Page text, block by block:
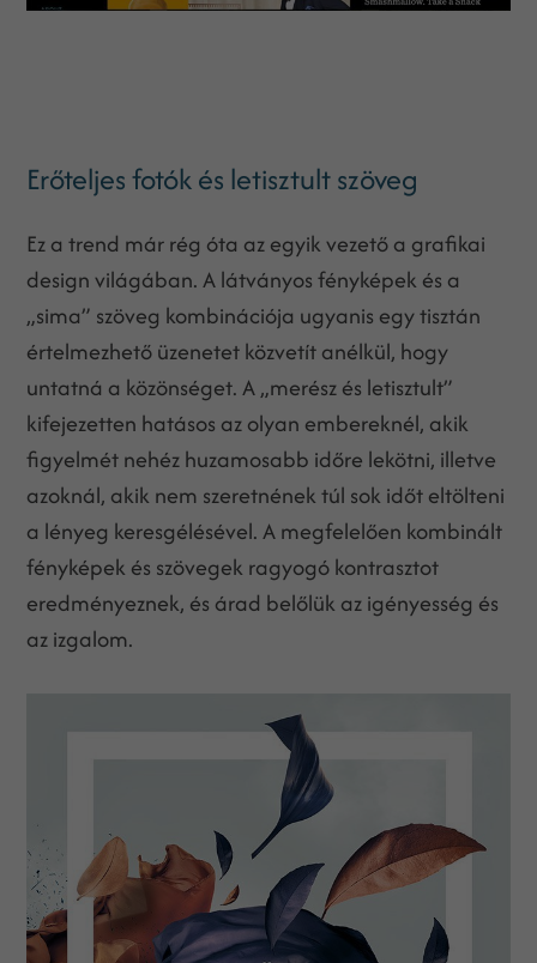
Erőteljes fotók és letisztult szöveg
Ez a trend már rég óta az egyik vezető a grafikai
design világában. A látványos fényképek és a
„sima” szöveg kombinációja ugyanis egy tisztán
értelmezhető üzenetet közvetít anélkül, hogy
untatná a közönséget. A „merész és letisztult”
kifejezetten hatásos az olyan embereknél, akik
figyelmét nehéz huzamosabb időre lekötni, illetve
azoknál, akik nem szeretnének túl sok időt eltölteni
a lényeg keresgélésével. A megfelelően kombinált
fényképek és szövegek ragyogó kontrasztot
eredményeznek, és árad belőlük az igényesség és
az izgalom.